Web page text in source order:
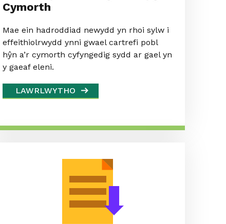
Cymorth
Mae ein hadroddiad newydd yn rhoi sylw i
effeithiolrwydd ynni gwael cartrefi pobl
hŷn a’r cymorth cyfyngedig sydd ar gael yn
y gaeaf eleni.
LAWRLWYTHO